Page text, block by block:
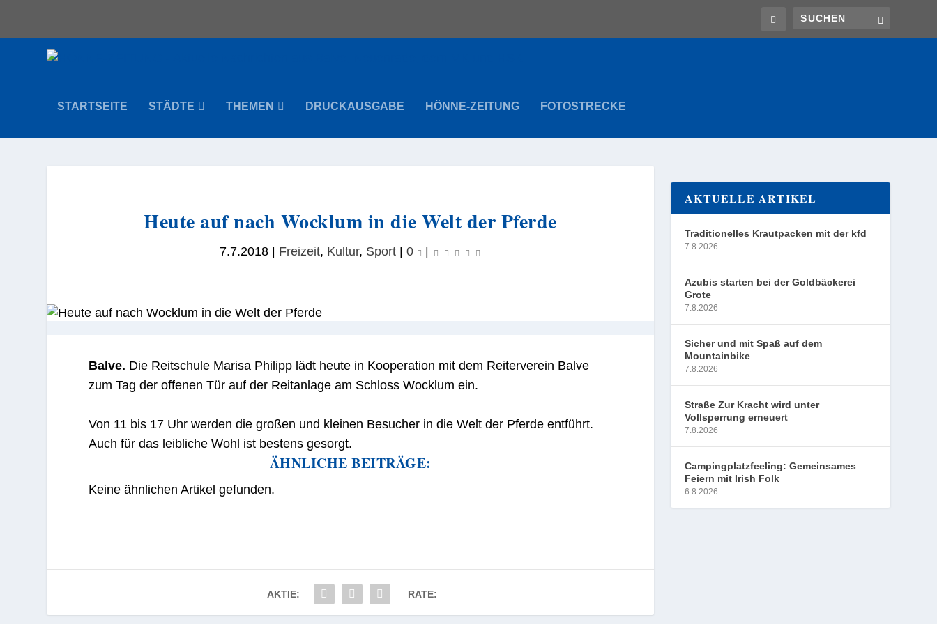
STARTSEITE STÄDTE THEMEN DRUCKAUSGABE HÖNNE-ZEITUNG FOTOSTRECKE
Heute auf nach Wocklum in die Welt der Pferde
7.7.2018 Freizeit, Kultur, Sport |0
Balve. Die Reitschule Marisa Philipp lädt heute in Kooperation mit dem Reiterverein Balve
zum Tag der offenen Tür auf der Reitanlage am Schloss Wocklum ein.
Von 11 bis 17 Uhr werden die großen und kleinen Besucher in die Welt der Pferde entführt.
Auch für das leibliche Wohl ist bestens gesorgt.
ÄHNLICHE BEITRÄGE:
Keine ähnlichen Artikel gefunden.
AKTIE: RATE:
AKTUELLE ARTIKEL
Traditionelles Krautpacken mit der kfd
7.8.2026
Azubis starten bei der Goldbäckerei
Grote
7.8.2026
Sicher und mit Spaß auf dem
Mountainbike
7.8.2026
Straße Zur Kracht wird unter
Vollsperrung erneuert
7.8.2026
Campingplatzfeeling: Gemeinsames
Feiern mit Irish Folk
6.8.2026